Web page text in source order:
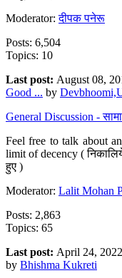
Moderator:दीपक पनेरू
Posts: 6,504
Topics: 10
Last post: August 08,
Good ... by
General Discussion -
Feel free to talk about
limit of decency (
हुए )
Moderator: Lalit Mohan
Posts: 2,863
Topics: 65
Last post: April 24,
by Bhishma Kukreti